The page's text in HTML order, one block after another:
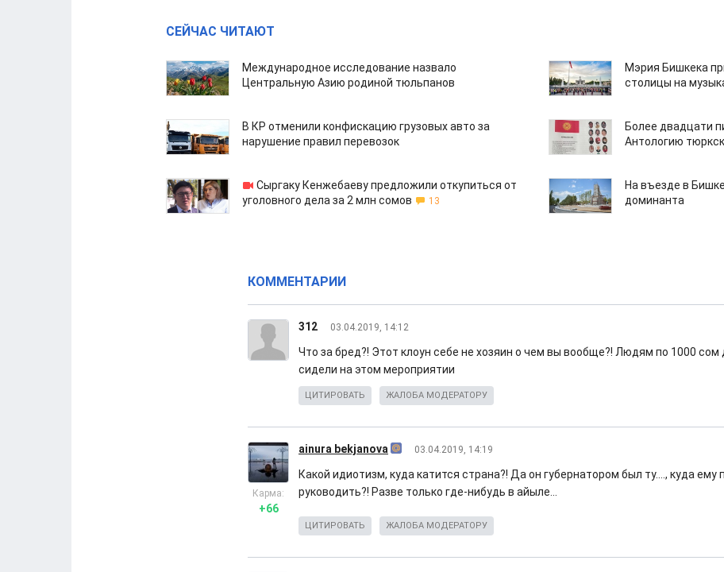
СЕЙЧАС ЧИТАЮТ
Международное исследование назвало
Центральную Азию родиной тюльпанов
Мэрия Бишкека
столицы на
В КР отменили конфискацию грузовых авто за
нарушение правил перевозок
Более двадцати
Антологию
Сыргаку Кенжебаеву предложили откупиться от
уголовного дела за 2 млн сомов
13
На въезде в
доминанта
КОММЕНТАРИИ
312 03.04.2019, 14:12
Что за бред?! Этот клоун себе не хозяин о чем вы вообще?! Людям по 1000 сом
сидели на этом мероприятии
ЦИТИРОВАТЬ ЖАЛОБА МОДЕРАТОРУ
ainura bekjanova 03.04.2019, 14:19
Карма:
+66
Какой идиотизм, куда катится страна?! Да он губернатором был ту...., куда ему
руководить?! Разве только где-нибудь в айыле...
ЦИТИРОВАТЬ ЖАЛОБА МОДЕРАТОРУ